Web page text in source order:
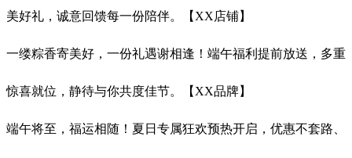
美好礼，诚意回馈每一份陪伴。【XX店铺】
一缕粽香寄美好，一份礼遇谢相逢！端午福利提前放送，多重
惊喜就位，静待与你共度佳节。【XX品牌】
端午将至，福运相随！夏日专属狂欢预热开启，优惠不套路、